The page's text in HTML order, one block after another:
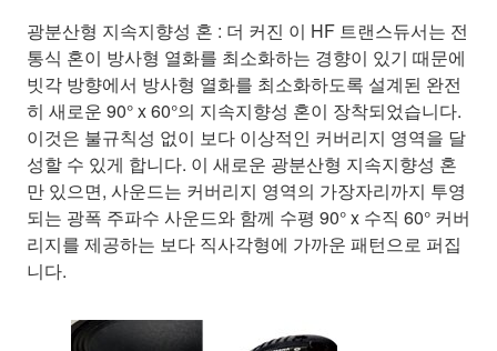
광분산형 지속지향성 혼 : 더 커진 이 HF 트랜스듀서는 전
통식 혼이 방사형 열화를 최소화하는 경향이 있기 때문에
빗각 방향에서 방사형 열화를 최소화하도록 설계된 완전
히 새로운 90° x 60°의 지속지향성 혼이 장착되었습니다.
이것은 불규칙성 없이 보다 이상적인 커버리지 영역을 달
성할 수 있게 합니다. 이 새로운 광분산형 지속지향성 혼
만 있으면, 사운드는 커버리지 영역의 가장자리까지 투영
되는 광폭 주파수 사운드와 함께 수평 90° x 수직 60° 커버
리지를 제공하는 보다 직사각형에 가까운 패턴으로 퍼집
니다.